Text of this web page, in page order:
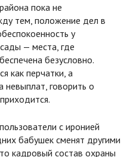
пока не
тем, положение дел в
у
— места, где
безусловно.
как перчатки, а
невыплат, говорить о
с иронией
бабушек сменят другими
кадровый состав охраны